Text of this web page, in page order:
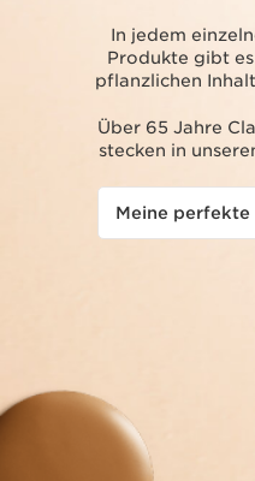
In jedem
Produkte gibt
pflanzlichen
Über 65 Jahre
stecken in
Meine